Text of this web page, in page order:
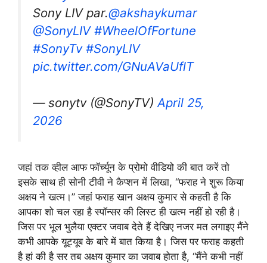
Sony LIV par.@akshaykumar
@SonyLIV #WheelOfFortune
#SonyTv #SonyLIV
pic.twitter.com/GNuAVaUflT
— sonytv (@SonyTV) April 25,
2026
जहां तक व्हील आफ फॉर्च्यून के प्रोमो वीडियो की बात करें तो
इसके साथ ही सोनी टीवी ने कैप्शन में लिखा, “फराह ने शुरू किया
अक्षय ने खत्म।” जहां फराह खान अक्षय कुमार से कहती है कि
आपका शो चल रहा है स्पॉन्सर की लिस्ट ही खत्म नहीं हो रही है।
जिस पर भूल भुलैया एक्टर जवाब देते हैं देखिए नजर मत लगाइए मैंने
कभी आपके यूट्यूब के बारे में बात किया है। जिस पर फराह कहती
है हां की है सर तब अक्षय कुमार का जवाब होता है, “मैंने कभी नहीं